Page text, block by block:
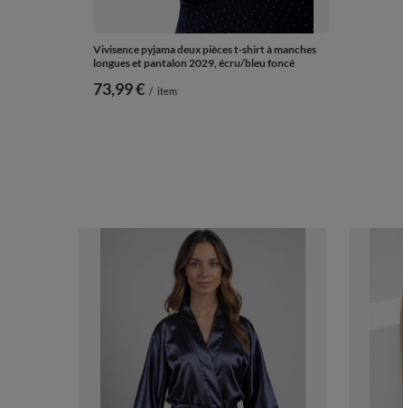
Vivisence pyjama deux pièces t-shirt à manches
longues et pantalon 2029, écru/bleu foncé
73,99 € / item